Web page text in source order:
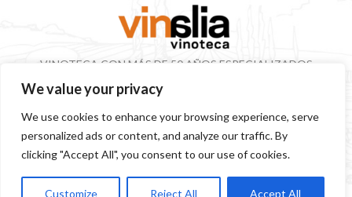
We value your privacy
We use cookies to enhance your browsing experience, serve
personalized ads or content, and analyze our traffic. By
clicking "Accept All", you consent to our use of cookies.
Customize Reject All Accept All
VINOTECA CON MÁS DE 50 AÑOS ESPECIALIZADOS
EN VINOS Y DESTILADOS
SITEMAPPOLÍTICA PRIVACIDADAVISO LEGALSOSTENIBILIDAD